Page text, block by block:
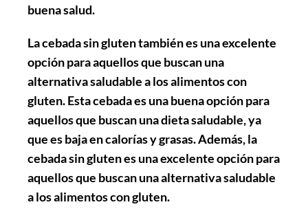
buena salud.
La cebada sin gluten también es una excelente
opción para aquellos que buscan una
alternativa saludable a los alimentos con
gluten. Esta cebada es una buena opción para
aquellos que buscan una dieta saludable, ya
que es baja en calorías y grasas. Además, la
cebada sin gluten es una excelente opción para
aquellos que buscan una alternativa saludable
a los alimentos con gluten.